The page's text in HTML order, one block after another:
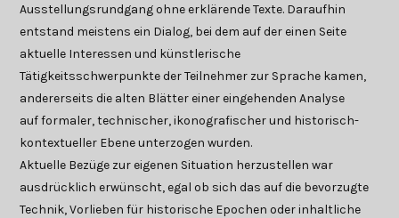
Ausstellungsrundgang ohne erklärende Texte. Daraufhin
entstand meistens ein Dialog, bei dem auf der einen Seite
aktuelle Interessen und künstlerische
Tätigkeitsschwerpunkte der Teilnehmer zur Sprache kamen,
andererseits die alten Blätter einer eingehenden Analyse
auf formaler, technischer, ikonografischer und historisch-
kontextueller Ebene unterzogen wurden.
Aktuelle Bezüge zur eigenen Situation herzustellen war
ausdrücklich erwünscht, egal ob sich das auf die bevorzugte
Technik, Vorlieben für historische Epochen oder inhaltliche